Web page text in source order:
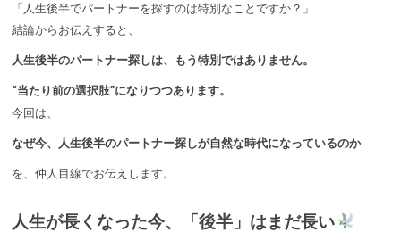
「人生後半でパートナーを探すのは特別なことですか？」
結論からお伝えすると、
人生後半のパートナー探しは、もう特別ではありません。
“当たり前の選択肢”になりつつあります。
今回は、
なぜ今、人生後半のパートナー探しが自然な時代になっているのか
を、仲人目線でお伝えします。
人生が長くなった今、「後半」はまだ長い